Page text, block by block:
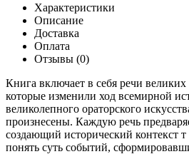
Характеристики
Описание
Доставка
Оплата
Отзывы (0)
Книга включает в себя речи
которые изменили ход всемирной
великолепного ораторского
произнесены. Каждую речь
создающий исторический контекст
понять суть событий,